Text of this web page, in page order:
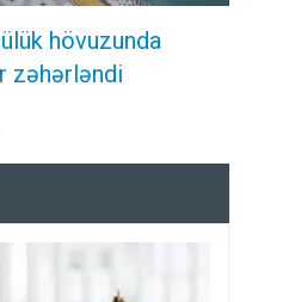
hövuzunda
zəhərləndi